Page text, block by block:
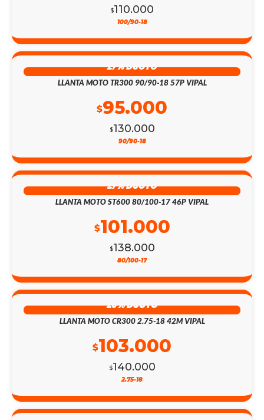
$110.000
100/90-18
27% DSCTO
LLANTA MOTO TR300 90/90-18 57P VIPAL
$130.000
$95.000
90/90-18
27% DSCTO
LLANTA MOTO ST600 80/100-17 46P VIPAL
$138.000
$101.000
80/100-17
26% DSCTO
LLANTA MOTO CR300 2.75-18 42M VIPAL
$140.000
$103.000
2.75-18